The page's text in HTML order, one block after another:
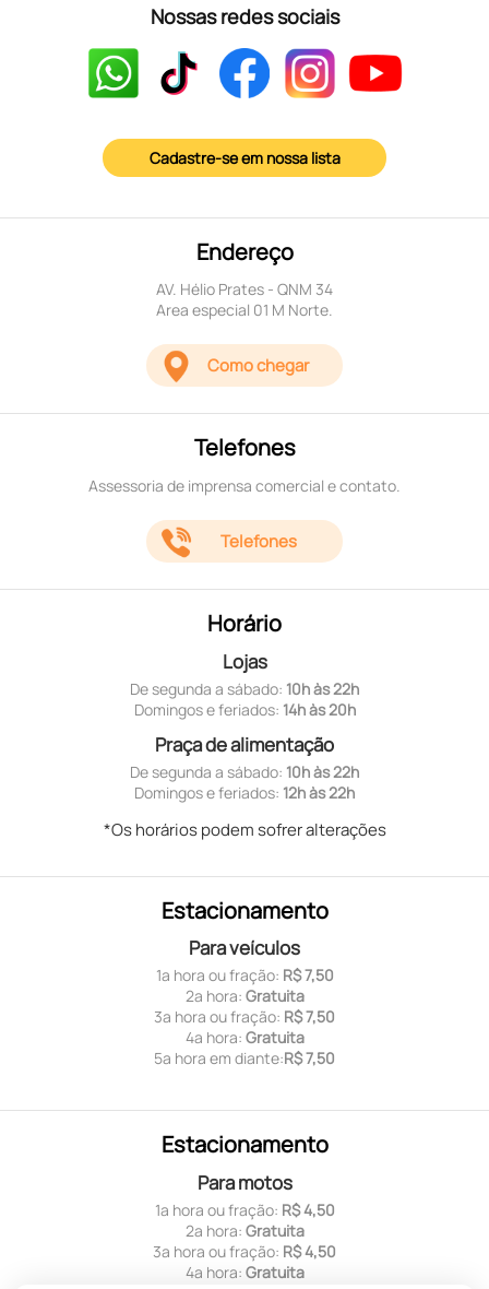
Nossas redes sociais
Cadastre-se em nossa lista
Endereço
AV. Hélio Prates - QNM 34
Area especial 01 M Norte.
Como chegar
Telefones
Assessoria de imprensa comercial e contato.
Telefones
Horário
Lojas
De segunda a sábado: 10h às 22h
Domingos e feriados: 14h às 20h
Praça de alimentação
De segunda a sábado: 10h às 22h
Domingos e feriados: 12h às 22h
*Os horários podem sofrer alterações
Estacionamento
Para veículos
1ª hora ou fração: R$ 7,50
2ª hora: Gratuita
3ª hora ou fração: R$ 7,50
4ª hora: Gratuita
5ª hora em diante:R$ 7,50
Estacionamento
Para motos
1ª hora ou fração: R$ 4,50
2ª hora: Gratuita
3ª hora ou fração: R$ 4,50
4ª hora: Gratuita